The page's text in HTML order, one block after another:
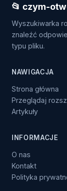
📂 czym-
Wyszukiwarka
znaleźć
typu pliku.
NAWIGACJA
Strona główna
Przeglądaj
Artykuły
INFORMACJE
O nas
Kontakt
Polityka